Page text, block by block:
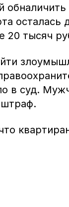
20 тысяч
в суд.